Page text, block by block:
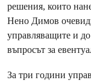
решения, които
Нено Димов
управляващите и
въпросът за
За три години